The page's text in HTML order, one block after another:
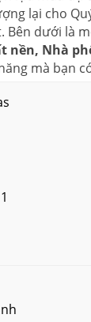
lại cho
Bên dưới là
nền, Nhà
mà bạn